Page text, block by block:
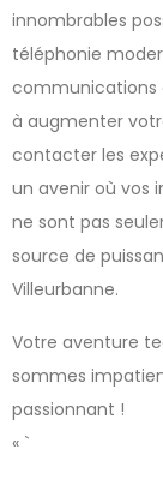
innombrables
téléphonie
communications
à augmenter
contacter les
un avenir où vos
ne sont pas
source de
Villeurbanne.
Votre aventure
sommes
passionnant !
« `